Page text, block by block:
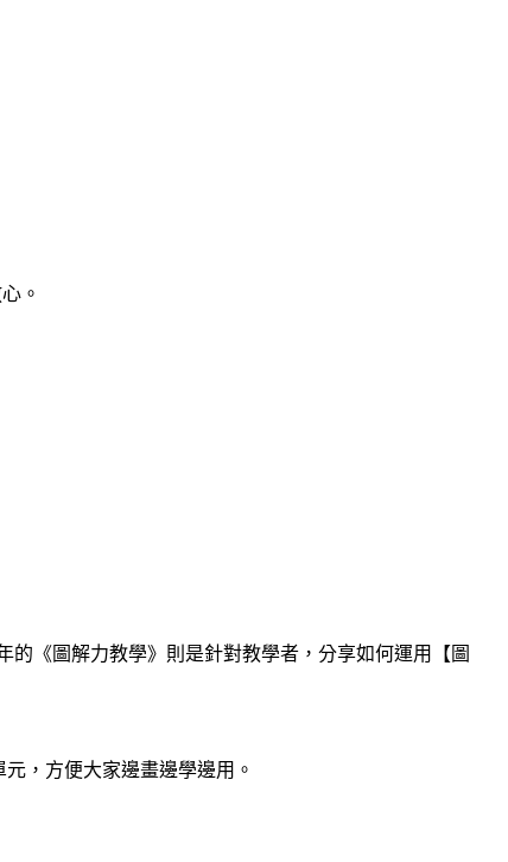
。
的《圖解力教學》則是針對教學者，分享如何運用【圖
元，方便大家邊畫邊學邊用。